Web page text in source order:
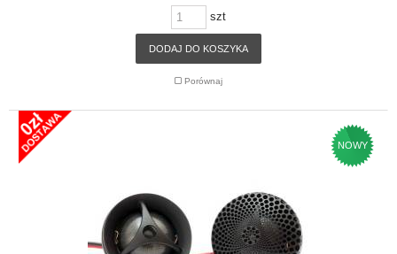
szt
DODAJ DO KOSZYKA
Porównaj
NOWY